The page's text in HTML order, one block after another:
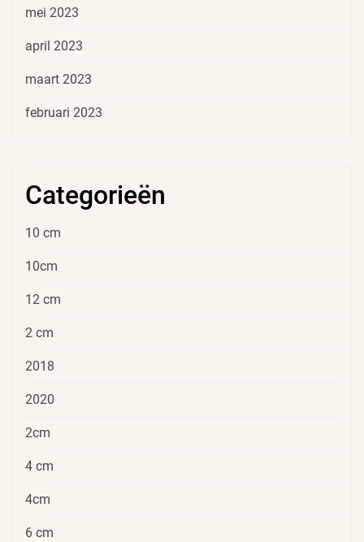
mei 2023
april 2023
maart 2023
februari 2023
Categorieën
10 cm
10cm
12 cm
2 cm
2018
2020
2cm
4 cm
4cm
6 cm